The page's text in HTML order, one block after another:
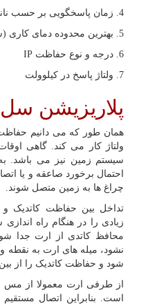
4. زمان پاسخگویی بر حسب نانوثانیه
5. بهترین محدوده دمای کاری (سانتیگراد)
6. درجه و نوع حفاظت
IP
7. ولتاژ پاسخ در کیلوولت
پلاریزیشن سل
همان طور که می دانیم
ولتاژ کار می کند. گاهی
سیستم زمین نیز می باشد.
احتمال برخورد صاعقه و یا
چراغ ها به زمین متصل شوند.
تداخل بین حفاظت کاتدیک
زیادی را در هنگام راه
محافظ کاتدی از ارت جدا
نشود، میله های ارت به نقطه
شود و حفاظت کاتدیک را از
از طرفی ارت معمولا از مس
است. بنابراین اتصال